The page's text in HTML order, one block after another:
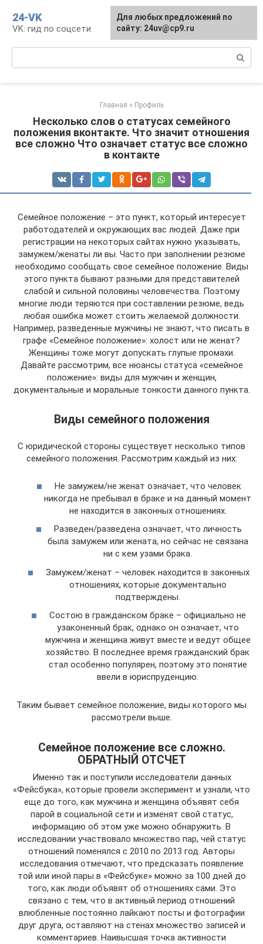
контенту
24-VK
VK: гид по соцсети
Главная » Профиль
Несколько слов о статусах семейного
положения вконтакте. Что значит отношения
все сложно Что означает статус все сложно
в контакте
Семейное положение – это пункт, который интересует
работодателей и окружающих вас людей. Даже при
регистрации на некоторых сайтах нужно указывать,
замужем/женаты ли вы. Часто при заполнении резюме
необходимо сообщать свое семейное положение. Виды
этого пункта бывают разными для представителей
слабой и сильной половины человечества. Поэтому
многие люди теряются при составлении резюме, ведь
любая ошибка может стоить желаемой должности.
Например, разведенные мужчины не знают, что писать в
графе «Семейное положение»: холост или не женат?
Женщины тоже могут допускать глупые промахи.
Давайте рассмотрим, все нюансы статуса «семейное
положение»: виды для мужчин и женщин,
документальные и моральные тонкости данного пункта.
Виды семейного положения
С юридической стороны существует несколько типов
семейного положения. Рассмотрим каждый из них:
Не замужем/не женат означает, что человек
никогда не пребывал в браке и на данный момент
не находится в законных отношениях.
Разведен/разведена означает, что личность
была замужем или жената, но сейчас не связана
ни с кем узами брака.
Замужем/женат – человек находится в законных
отношениях, которые документально
подтверждены.
Состою в гражданском браке – официально не
узаконенный брак, однако он означает, что
мужчина и женщина живут вместе и ведут общее
хозяйство. В последнее время гражданский брак
стал особенно популярен, поэтому это понятие
ввели в юриспруденцию.
Таким бывает семейное положение, виды которого мы
рассмотрели выше.
Семейное положение все сложно.
ОБРАТНЫЙ ОТСЧЕТ
Именно так и поступили исследователи данных
«Фейсбука», которые провели эксперимент и узнали, что
еще до того, как мужчина и женщина объявят себя
парой в социальной сети и изменят свой статус,
информацию об этом уже можно обнаружить. В
исследовании участвовало множество пар, чей статус
отношений поменялся с 2010 по 2013 год. Авторы
исследования отмечают, что предсказать появление
той или иной пары в «Фейсбуке» можно за 100 дней до
того, как люди объявят об отношениях сами. Это
связано с тем, что в активный период отношений
влюбленные постоянно лайкают посты и фотографии
друг друга, оставляют на стенах множество записей и
комментариев. Наивысшая точка активности
Для любых предложений по
сайту: 24uv@cp9.ru